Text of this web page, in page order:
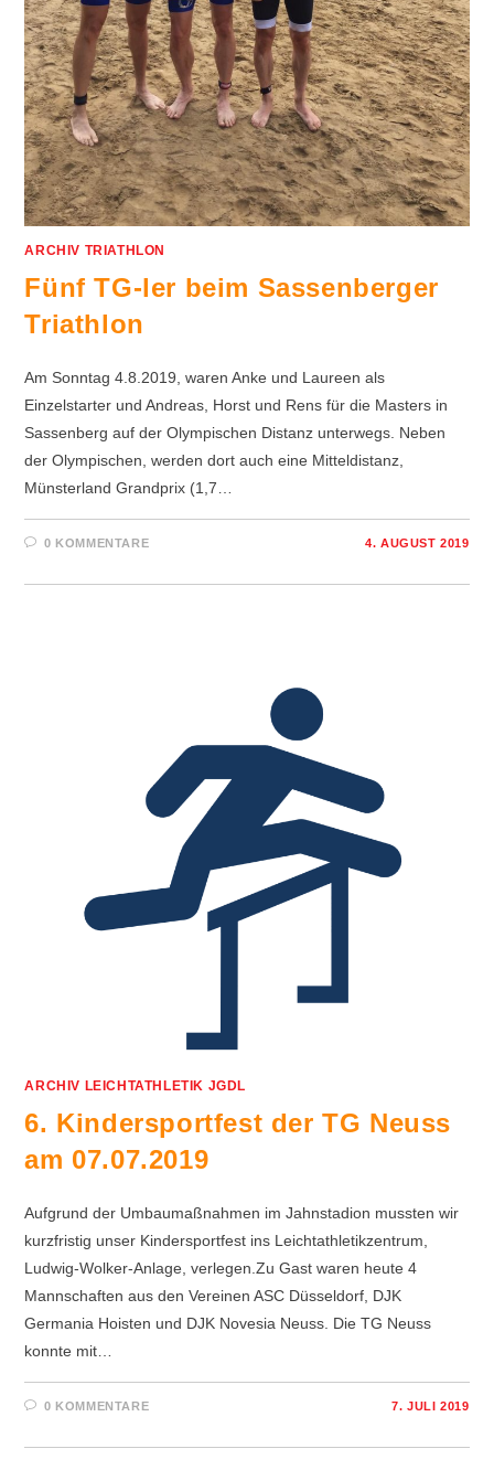
ARCHIV TRIATHLON
Fünf TG-ler beim Sassenberger
Triathlon
Am Sonntag 4.8.2019, waren Anke und Laureen als
Einzelstarter und Andreas, Horst und Rens für die Masters in
Sassenberg auf der Olympischen Distanz unterwegs. Neben
der Olympischen, werden dort auch eine Mitteldistanz,
Münsterland Grandprix (1,7…
0 KOMMENTARE 4. AUGUST 2019
ARCHIV LEICHTATHLETIK JGDL
6. Kindersportfest der TG Neuss
am 07.07.2019
Aufgrund der Umbaumaßnahmen im Jahnstadion mussten wir
kurzfristig unser Kindersportfest ins Leichtathletikzentrum,
Ludwig-Wolker-Anlage, verlegen.Zu Gast waren heute 4
Mannschaften aus den Vereinen ASC Düsseldorf, DJK
Germania Hoisten und DJK Novesia Neuss. Die TG Neuss
konnte mit…
0 KOMMENTARE 7. JULI 2019